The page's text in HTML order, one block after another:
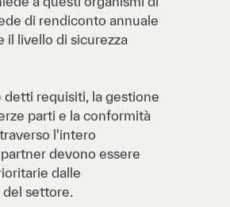
di rendiconto annuale
il livello di sicurezza
detti requisiti, la gestione
parti e la conformità
l'intero
devono essere
dalle
del settore.